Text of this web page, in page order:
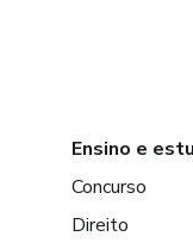
Ensino e
Concurso
Direito